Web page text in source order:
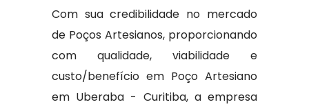
Com sua credibilidade no mercado
de Poços Artesianos, proporcionando
com qualidade, viabilidade e
custo/benefício em Poço Artesiano
em Uberaba - Curitiba, a empresa